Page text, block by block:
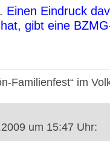
Einen Eindruck
gibt eine
Familienfest“ im
um 15:47 Uhr: